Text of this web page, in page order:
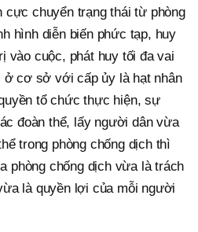
chuyển trạng thái từ phòng
hình diễn biến phức tạp, huy
vào cuộc, phát huy tối đa vai
ở cơ sở với cấp ủy là hạt nhân
tổ chức thực hiện, sự
đoàn thể, lấy người dân vừa
trong phòng chống dịch thì
phòng chống dịch vừa là trách
là quyền lợi của mỗi người